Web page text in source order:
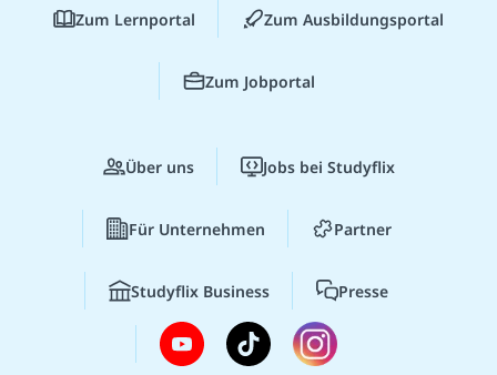
Zum Lernportal Zum Ausbildungsportal
Zum Jobportal
Über uns Jobs bei Studyflix
Für Unternehmen Partner
Studyflix Business Presse